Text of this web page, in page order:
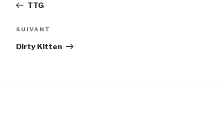
l’article
TTG
Article
SUIVANT
Dirty Kitten